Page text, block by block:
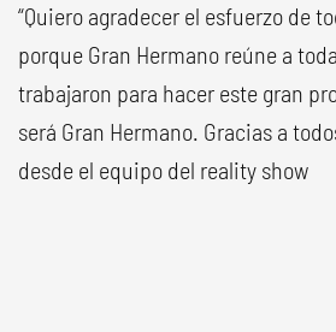
“Quiero agradecer el esfuerzo de
porque Gran Hermano reúne a
trabajaron para hacer este gran
será Gran Hermano. Gracias a
desde el equipo del reality show